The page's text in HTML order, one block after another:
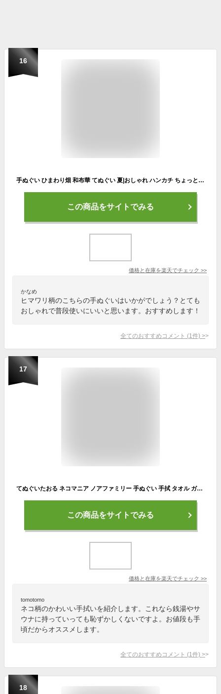
16
手ぬぐい ひまわり畑 和布華 てぬぐい 夏|おしゃれ ハンカチ ちょっとした プレゼント 女性 プチギフト 退職 ギフト お返し お礼 かわいい オシャレ 和柄 日本手ぬぐい 季節 引っ越し 挨拶 夏柄 タペストリー 手拭い 引越し 薄い 薄手 ヒマワリ レディース 柄 御歳暮 祖母
この商品をサイトでみる
価格と在庫を楽天でチェック >>
かなめ
ヒマワリ柄のこちらの手ぬぐいはいかがでしょう？とても
おしゃれで普段使いにいいと思います。おすすめします！
全てのおすすめコメント (1 件) >
17
てぬぐいたおる ネコマニア ノアファミリー 手ぬぐい 手拭 タオル ガーゼ パイル 黒猫 薄手 フェイスタオル 綿100％(猫 雑貨 小物 グッズ ねこ ネコ 猫柄 猫雑貨 猫グッズ 女性 レディース かわいい おしゃれ ギフト包装無料）
この商品をサイトでみる
価格と在庫を楽天でチェック >>
tomotomo
ネコ柄のかわいい手拭いを紹介します。これなら銭湯やサ
ウナに持っていっても恥ずかしくないですよ。お値段も手
頃だからオススメします。
全てのおすすめコメント (1 件) >
18